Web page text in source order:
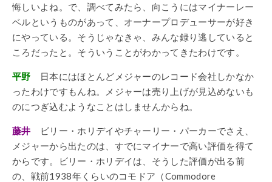
悔しいよね。で、調べてみたら、向こうにはマイナーレー
ベルというものがあって、オーナープロデューサーが好き
にやっている。そうじゃなきゃ、みんな録り逃していると
ころだったと。そういうことがわかってきたわけです。
平野 日本にはほとんどメジャーのレコード会社しかなか
ったわけですもんね。メジャーは売り上げが見込めないも
のにつぎ込むようなことはしませんからね。
藤井 ビリー・ホリデイやチャーリー・パーカーでさえ、
メジャーから出たのは、すでにマイナーで高い評価を得て
からです。ビリー・ホリデイは、そうした評価が出る前
の、戦前1938年くらいのコモドア（Commodore